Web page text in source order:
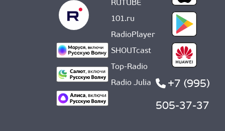
RUTUBE
101.ru
RadioPlayer
SHOUTcast
Top-Radio
Radio Julia
+7 (995)
505-37-37